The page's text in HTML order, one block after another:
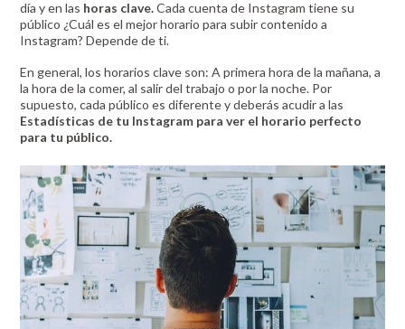
día y en las horas clave.Cada cuenta de Instagram tiene su
público ¿Cuál es el mejor horario para subir contenido a
Instagram? Depende de ti.
En general, los horarios clave son: A primera hora de la mañana, a
la hora de la comer, al salir del trabajo o por la noche. Por
supuesto, cada público es diferente y deberás acudir a las
Estadísticas de tu Instagram para ver el horario perfecto
para tu público.